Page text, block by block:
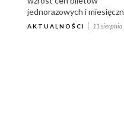
jednorazowych i
AKTUALNOŚCI 11